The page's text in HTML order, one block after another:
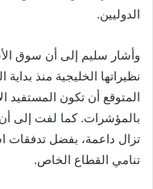
الدوليين.
وأشار سليم إلى أن سوق
نظيراتها الخليجية منذ
المتوقع أن تكون المستفيد
بالمؤشرات. كما لفت إلى أن
تزال داعمة، بفضل
تنامي القطاع الخاص.